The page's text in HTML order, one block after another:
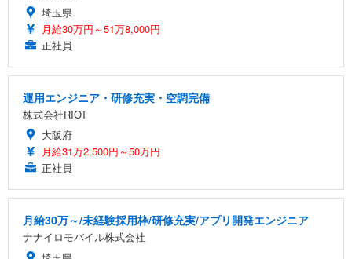
埼玉県
月給30万円～51万8,000円
正社員
運用エンジニア・研修充実・空調完備
株式会社RIOT
大阪府
月給31万2,500円～50万円
正社員
月給30万～/未経験採用枠/研修充実/アプリ開発エンジニア
ナナイロモバイル株式会社